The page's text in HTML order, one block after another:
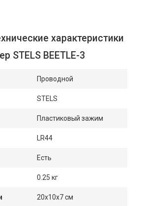
характеристики
STELS BEETLE-3
Проводной
STELS
Пластиковый зажим
LR44
Есть
0.25 кг
20x10x7 см